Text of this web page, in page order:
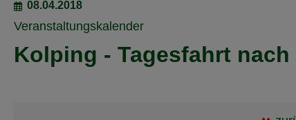
08.04.2018
Veranstaltungskalender
Kolping - Tagesfahrt nach